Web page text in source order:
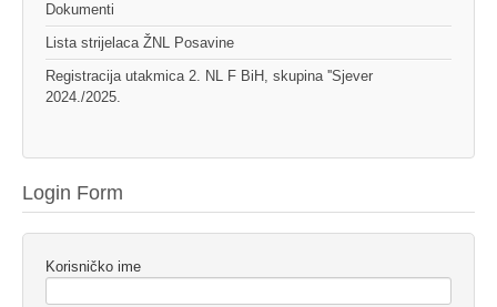
Dokumenti
Lista strijelaca ŽNL Posavine
Registracija utakmica 2. NL F BiH, skupina ''Sjever
2024./2025.
Login Form
Korisničko ime